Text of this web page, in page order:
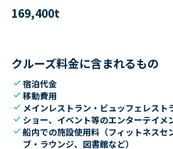
169,400t
クルーズ料金に含まれるもの
check宿泊代金
check移動費用
check メインレストラン・ビュッフェレスト
check ショー、イベント等のエンターテイメ
check船内での施設使用料（フィットネスセ
ブ・ラウンジ、図書館など）